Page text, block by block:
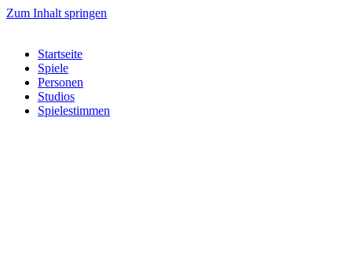
Zum Inhalt springen
Startseite
Spiele
Personen
Studios
Spielestimmen